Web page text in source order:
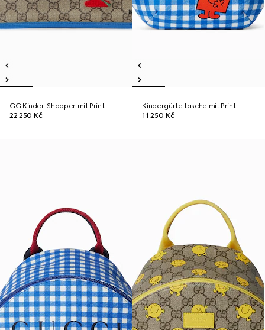
GG Kinder-Shopper mit Print
22 250 Kč
Kindergürteltasche mit Print
11 250 Kč